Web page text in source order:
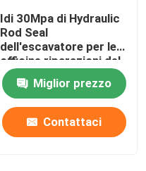
Idi 30Mpa di Hydraulic
Rod Seal
dell'escavatore per le
officine riparazioni del
macchinario
Miglior prezzo
Contattaci